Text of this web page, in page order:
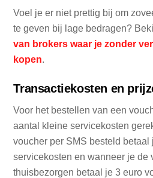
Voel je er niet prettig bij om
te geven bij lage bedragen?
van brokers waar je zonder
kopen.
Transactiekosten en
Voor het bestellen van een
aantal kleine servicekosten
voucher per SMS besteld betaal
servicekosten en wanneer je de
thuisbezorgen betaal je 3 euro